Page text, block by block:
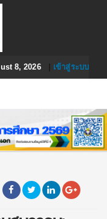
8, 2026| เข้าสู่ระบบ